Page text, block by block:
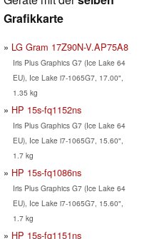
Grafikkarte
LG Gram 17Z90N-V.AP75A8
Iris Plus Graphics G7 (Ice Lake 64
EU), Ice Lake i7-1065G7, 17.00",
1.35 kg
HP 15s-fq1152ns
Iris Plus Graphics G7 (Ice Lake 64
EU), Ice Lake i7-1065G7, 15.60",
1.7 kg
HP 15s-fq1086ns
Iris Plus Graphics G7 (Ice Lake 64
EU), Ice Lake i7-1065G7, 15.60",
1.7 kg
HP 15s-fq1151ns